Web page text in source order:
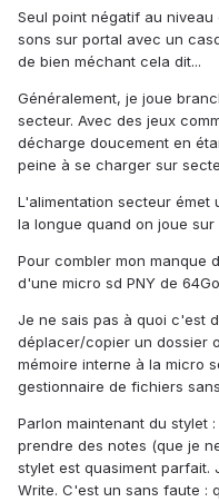
Seul point négatif au
sons sur portal avec un
de bien méchant cela dit...
Généralement, je joue
secteur. Avec des jeux
décharge doucement en
peine à se charger sur
L'alimentation secteur émet
la longue quand on joue sur
Pour combler mon manque
d'une micro sd PNY de
Je ne sais pas à quoi c'est
déplacer/copier un dossier
mémoire interne à la micro
gestionnaire de fichiers
Parlon maintenant du stylet
prendre des notes (que je
stylet est quasiment
Write. C'est un sans faute :